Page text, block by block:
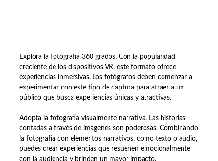
Explora la fotografía 360 grados. Con la popularidad
creciente de los dispositivos VR, este formato ofrece
experiencias inmersivas. Los fotógrafos deben comenzar a
experimentar con este tipo de captura para atraer a un
público que busca experiencias únicas y atractivas.
Adopta la fotografía visualmente narrativa. Las historias
contadas a través de imágenes son poderosas. Combinando
la fotografía con elementos narrativos, como texto o audio,
puedes crear experiencias que resuenen emocionalmente
con la audiencia y brinden un mayor impacto.